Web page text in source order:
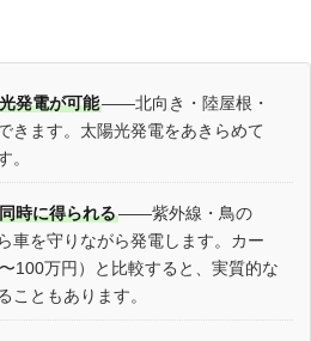
発電が可能——北向き・陸屋根・
きます。太陽光発電をあきらめて
。
時に得られる——紫外線・鳥の
車を守りながら発電します。カー
100万円）と比較すると、実質的な
こともあります。